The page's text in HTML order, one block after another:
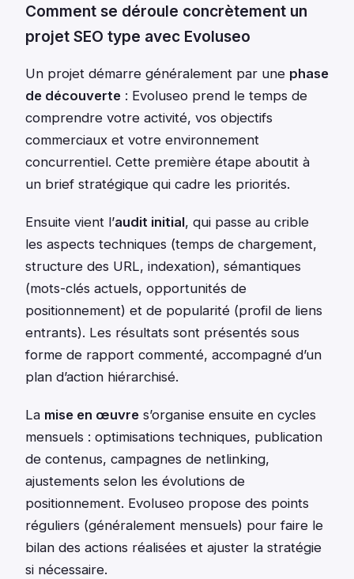
Comment se déroule concrètement un
projet SEO type avec Evoluseo
Un projet démarre généralement par une phase
de découverte : Evoluseo prend le temps de
comprendre votre activité, vos objectifs
commerciaux et votre environnement
concurrentiel. Cette première étape aboutit à
un brief stratégique qui cadre les priorités.
Ensuite vient l’audit initial, qui passe au crible
les aspects techniques (temps de chargement,
structure des URL, indexation), sémantiques
(mots-clés actuels, opportunités de
positionnement) et de popularité (profil de liens
entrants). Les résultats sont présentés sous
forme de rapport commenté, accompagné d’un
plan d’action hiérarchisé.
La mise en œuvre s’organise ensuite en cycles
mensuels : optimisations techniques, publication
de contenus, campagnes de netlinking,
ajustements selon les évolutions de
positionnement. Evoluseo propose des points
réguliers (généralement mensuels) pour faire le
bilan des actions réalisées et ajuster la stratégie
si nécessaire.